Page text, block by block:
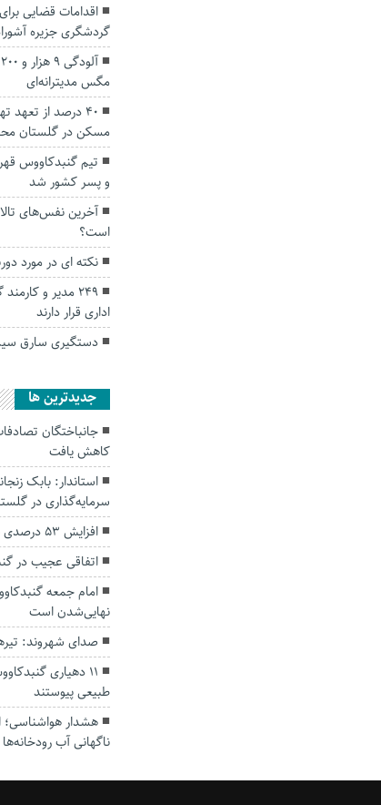
اقدامات قضایی
گردشگری جزیره
مگس مدیترانه‌ای
۴۰ درصد از
مسکن در گلستان
تیم گنبدکاووس
و پسر کشور شد
آخرین نفس‌های
است؟
نکته ای در مورد
۲۴۹ مدیر و
اداری قرار دارند
دستگیری سارق
جديدترين ها
کاهش یافت
سرمایه‌گذاری در
افزایش ۵۳ درصدی بارندگی‌ها در گلستان
اتفاقی عجیب در‌
امام جمعه
نهایی‌شدن است
صدای شهروند:
۱۱ دهیاری
طبیعی پیوستند
هشدار هواشناسی؛
ناگهانی آب